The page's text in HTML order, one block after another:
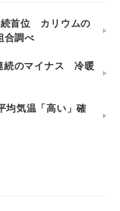
続首位 カリウムの
合調べ
続のマイナス 冷暖
均気温「高い」確